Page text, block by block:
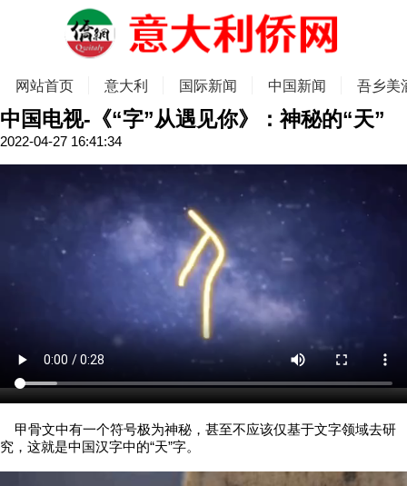
网站首页 意大利 国际新闻 中国新闻 吾乡美
中国电视-《“字”从遇见你》：神秘的“天”
2022-04-27 16:41:34
甲骨文中有一个符号极为神秘，甚至不应该仅基于文字领域去研
究，这就是中国汉字中的“天”字。